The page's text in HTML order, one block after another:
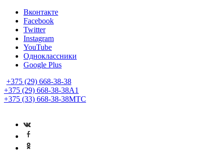
Вконтакте
Facebook
Twitter
Instagram
YouTube
Одноклассники
Google Plus
+375 (29) 668-38-38
+375 (29) 668-38-38A1
+375 (33) 668-38-38МТС